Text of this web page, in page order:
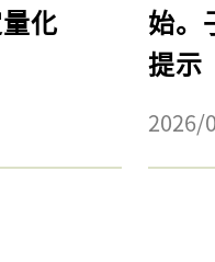
化
始。
提示
2026/
ログインが必